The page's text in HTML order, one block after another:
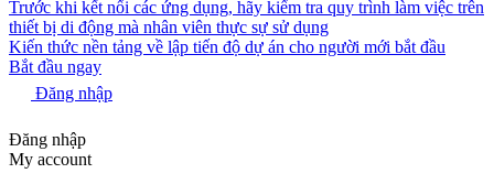
Trước khi kết nối các ứng dụng, hãy kiểm tra quy trình làm việc trên
thiết bị di động mà nhân viên thực sự sử dụng
Kiến thức nền tảng về lập tiến độ dự án cho người mới bắt đầu
Bắt đầu ngay
Đăng nhập
Đăng nhập
My account